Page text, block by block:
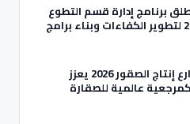
برنامج إدارة قسم التطوع
في المتاحف 2026 لتطوير الكفاءات وبناء برامج
المزاد الدولي لمزارع إنتاج الصقور 2026 يعزز
عالمية للصقارة